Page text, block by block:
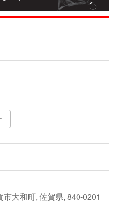
大和町, 佐賀県, 840-0201